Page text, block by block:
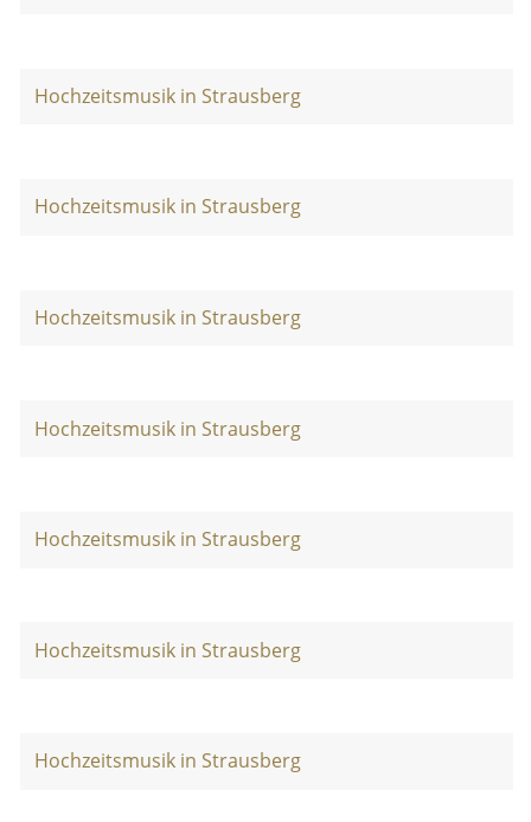
Hochzeitsmusik in Strausberg
Hochzeitsmusik in Strausberg
Hochzeitsmusik in Strausberg
Hochzeitsmusik in Strausberg
Hochzeitsmusik in Strausberg
Hochzeitsmusik in Strausberg
Hochzeitsmusik in Strausberg